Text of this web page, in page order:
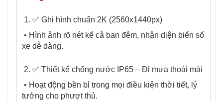
1. ✅ Ghi hình chuẩn 2K (2560x1440px)
• Hình ảnh rõ nét kể cả ban đêm, nhận diện biển số
xe dễ dàng.
2. ✅ Thiết kế chống nước IP65 – Đi mưa thoải mái
• Hoạt động bền bỉ trong mọi điều kiện thời tiết, lý
tưởng cho phượt thủ.